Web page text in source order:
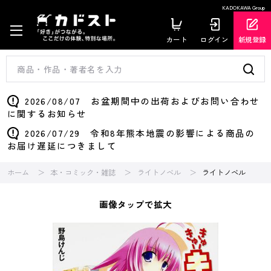
KADOKAWA Group
カート ログイン 新規登録
2026/08/07 お盆期間中の出荷およびお問い合わせ
に関するお知らせ
2026/07/29 令和8年熊本地震の影響による商品の
お届け遅延につきまして
ホーム 本・コミック・雑誌 ライトノベル ライトノベル
画像タップで拡大